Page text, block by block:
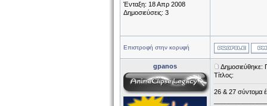
Ένταξη: 18 Απρ 2008
Δημοσιεύσεις: 3
Επιστροφή στην κορυφή
gpanos
Δημοσιεύθηκε:
Τίτλος:
26 & 27 σύντομα